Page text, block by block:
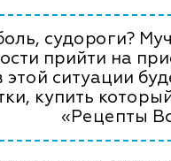
судороги?
прийти на
ситуации
купить
«Рецепты